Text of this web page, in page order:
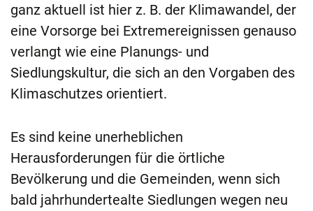
ganz aktuell ist hier z. B. der Klimawandel, der
eine Vorsorge bei Extremereignissen genauso
verlangt wie eine Planungs- und
Siedlungskultur, die sich an den Vorgaben des
Klimaschutzes orientiert.
Es sind keine unerheblichen
Herausforderungen für die örtliche
Bevölkerung und die Gemeinden, wenn sich
bald jahrhundertealte Siedlungen wegen neu